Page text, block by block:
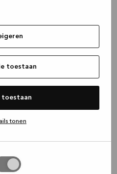
toestaan
toestaan
tonen
the browser console for more
.